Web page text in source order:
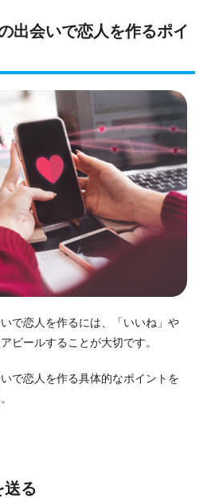
出会いで恋人を作るポイ
で恋人を作るには、「いいね」や
ピールすることが大切です。
で恋人を作る具体的なポイントを
送る